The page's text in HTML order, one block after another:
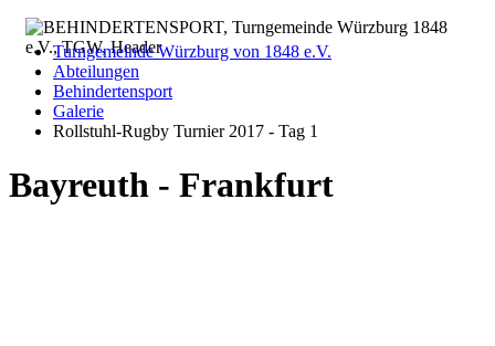
Turngemeinde Würzburg von 1848 e.V.
Abteilungen
Behindertensport
Galerie
Rollstuhl-Rugby Turnier 2017 - Tag 1
Bayreuth - Frankfurt